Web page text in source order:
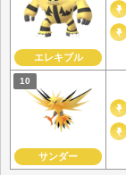
エレキブル
サンダー